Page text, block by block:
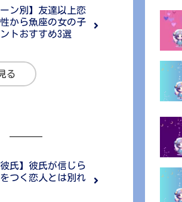
ーン別】友達以上恋
から魚座の女の子
トおすすめ3選
る
彼氏】彼氏が信じら
つく恋人とは別れ